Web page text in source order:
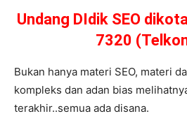
Undang DIdik SEO
7320
Bukan hanya materi SEO, materi
kompleks dan adan bias
terakhir..semua ada disana.